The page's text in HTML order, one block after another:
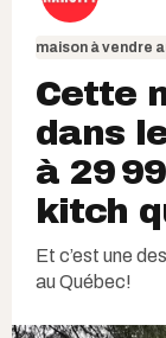
maison à vendre
Cette
dans
à 29
kitch
Et c’est une
au Québec!